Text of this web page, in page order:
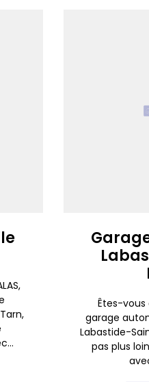
Êtes-
garage
Labastide-
pas plus